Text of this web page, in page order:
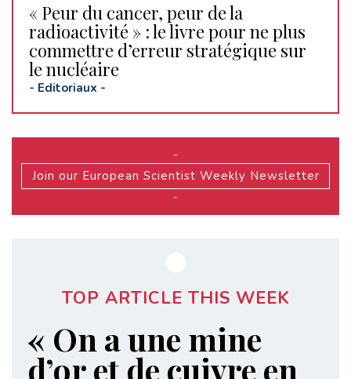
« Peur du cancer, peur de la
radioactivité » : le livre pour ne plus
commettre d’erreur stratégique sur
le nucléaire
- Editoriaux -
-
Join our European Scientist Weekly Newsletter
-
TOP ARTICLE THIS WEEK
« On a une mine
d’or et de cuivre en